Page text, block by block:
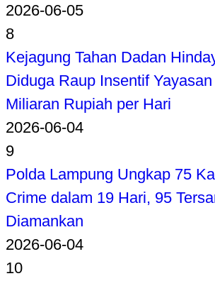
2026-06-05
8
Kejagung Tahan Dadan
Diduga Raup Insentif
Miliaran Rupiah per Hari
2026-06-04
9
Polda Lampung Ungkap 75
Crime dalam 19 Hari, 95
Diamankan
2026-06-04
10